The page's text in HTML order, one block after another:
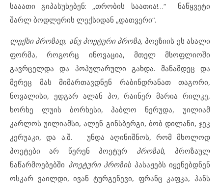
სააათი გიპასუხებენ: „თრობის საათია!…“ ნაწყვეტი
შარლ ბოდლერის ლექსიდან „დათვერი“.
ლექსი პროზად, ანუ პოეტური პროზა,პოეზიის ეს ახალი
ფორმა, როგორც ინოვაცია, მთელ მსოფლიოში
გავრცელდა და პოპულარული გახდა. მანამდეც და
მერეც მას მიმართავდნენ რაბინდრანათ თაგორი,
ნოვალისი, ედგარ ალან პო, რაინერ მარია რილკე,
ხორხე ლუის ბორხესი, პაბლო ნერუდა, უილიამ
კარლოს უილიამსი, ალენ გინსბერგი, ბობ დილანი, ჯეკ
კერუაკი, და ა.შ. უნდა აღინიშნოს, რომ მხოლოდ
პოეტები არ წერენ პოეტურ პროზას, პროზაულ
ნაწარმოებებში პოეტური პროზის პასაჟებს იყენებდნენ
ოსკარ ვაილდი, ივან ტურგენევი, ფრანც კაფკა, ჰანს